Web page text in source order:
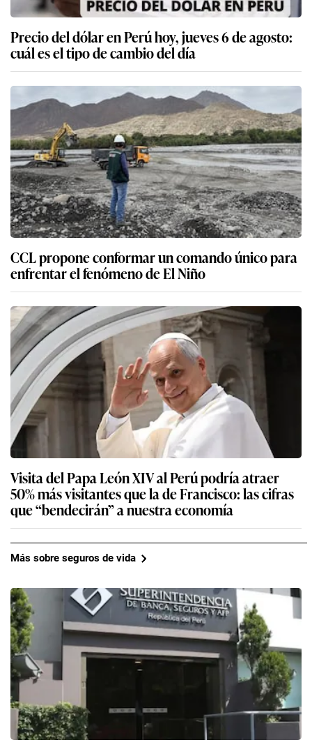
Precio del dólar en Perú hoy, jueves 6 de agosto:
cuál es el tipo de cambio del día
CCL propone conformar un comando único para
enfrentar el fenómeno de El Niño
Visita del Papa León XIV al Perú podría atraer
50% más visitantes que la de Francisco: las cifras
que “bendecirán” a nuestra economía
Más sobre seguros de vida